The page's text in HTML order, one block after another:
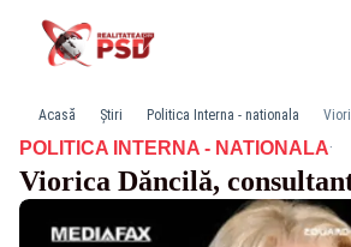
Acasă Știri Politica Interna - nationala
POLITICA INTERNA - NATIONALA·
Viorica Dăncilă,